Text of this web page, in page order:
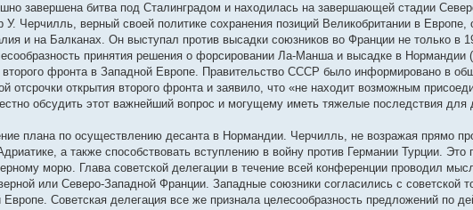
завершена битва под Сталинградом и находилась на завершающей стадии
Черчилль, верный своей политике сохранения позиций Великобритании в Европе,
и на Балканах. Он выступал против высадки союзников во Франции не только в
принятия решения о форсировании Ла-Манша и высадке в Нормандии
второго фронта в Западной Европе. Правительство СССР было информировано в
отсрочки открытия второго фронта и заявило, что «не находит возможным
обсудить этот важнейший вопрос и могущему иметь тяжелые последствия
плана по осуществлению десанта в Нормандии. Черчилль, не возражая прямо
а также способствовать вступлению в войну против Германии Турции. Это
морю. Глава советской делегации в течение всей конференции проводил
или Северо-Западной Франции. Западные союзники согласились с советской
Советская делегация все же признала целесообразность предложений по